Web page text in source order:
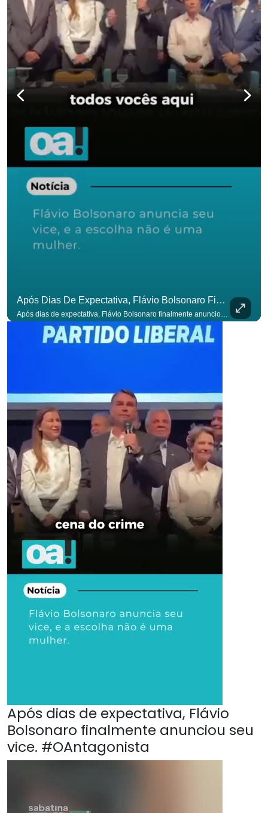
Após Dias De Expectativa, Flávio Bolsonaro Finalmente Anunciou Seu Vice. #OAntagonista
Após dias de expectativa, Flávio
Bolsonaro finalmente anunciou seu
vice. #OAntagonista